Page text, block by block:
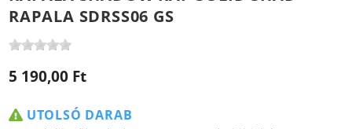
RAPALA SDRSS06 GS
5 190,00 Ft
UTOLSÓ DARAB